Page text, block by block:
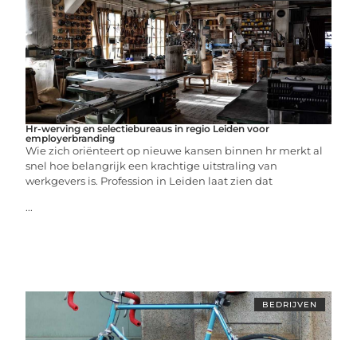
Hr-werving en selectiebureaus in regio Leiden voor
employerbranding
Wie zich oriënteert op nieuwe kansen binnen hr merkt al
snel hoe belangrijk een krachtige uitstraling van
werkgevers is. Profession in Leiden laat zien dat
...
BEDRIJVEN